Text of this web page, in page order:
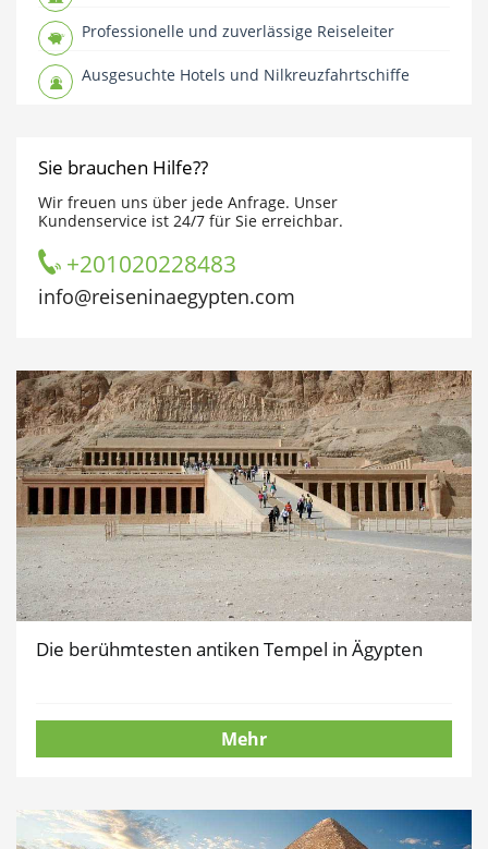
Professionelle und zuverlässige Reiseleiter
Ausgesuchte Hotels und Nilkreuzfahrtschiffe
Sie brauchen Hilfe??
Wir freuen uns über jede Anfrage. Unser
Kundenservice ist 24/7 für Sie erreichbar.
+201020228483
info@reiseninaegypten.com
Die berühmtesten antiken Tempel in Ägypten
Mehr